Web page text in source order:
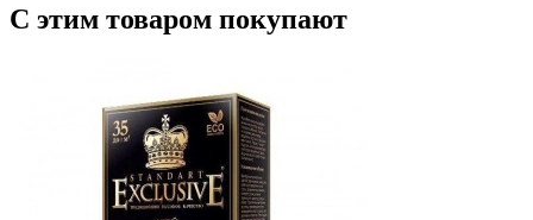
С этим товаром покупают